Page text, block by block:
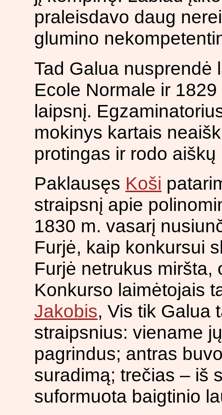
praleisdavo daug
glumino
Tad Galua nusprendė
Ecole Normale ir
laipsnį.
mokinys kartais
protingas ir rodo
Paklausęs Koši
straipsnį apie
1830 m. vasarį
Furjė, kaip konkursui
Furjė netrukus miršta,
Konkurso laimėtojais
Jakobis, Vis tik Galua
straipsnius: viename
pagrindus; antras
suradimą; trečias – iš
suformuota baigtinio